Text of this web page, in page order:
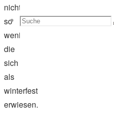
Suche
Suchen
nicht
so
wenige,
die
sich
als
winterfest
erwiesen.